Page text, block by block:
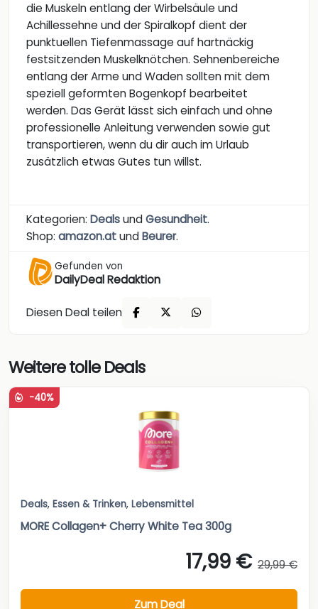
die Muskeln entlang der Wirbelsäule und
Achillessehne und der Spiralkopf dient der
punktuellen Tiefenmassage auf hartnäckig
festsitzenden Muskelknötchen. Sehnenbereiche
entlang der Arme und Waden sollten mit dem
speziell geformten Bogenkopf bearbeitet
werden. Das Gerät lässt sich einfach und ohne
professionelle Anleitung verwenden sowie gut
transportieren, wenn du dir auch im Urlaub
zusätzlich etwas Gutes tun willst.
Kategorien: DealsundGesundheit.
Shop: amazon.atundBeurer.
Gefunden von
DailyDeal Redaktion
Diesen Deal teilen
Weitere tolle Deals
-40%
Deals, Essen & Trinken, Lebensmittel
MORE Collagen+ Cherry White Tea 300g
17,99 € 29,99 €
Zum Deal